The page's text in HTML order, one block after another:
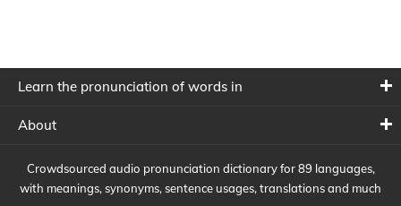
Learn the pronunciation of words in
About
Crowdsourced audio pronunciation dictionary for 89 languages,
with meanings, synonyms, sentence usages, translations and much